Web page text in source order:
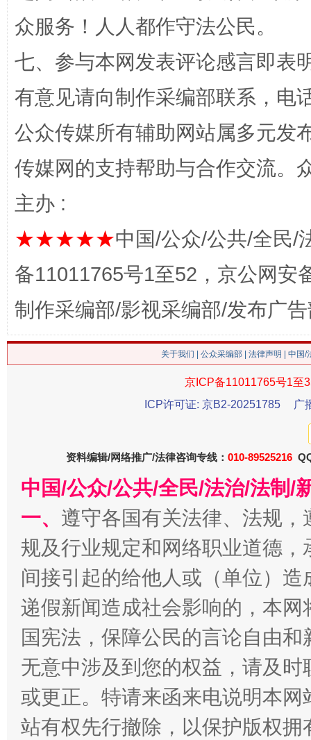
网上购药对药下症？
这是一记警钟！ 谢
在谋一域中谋全局
今
习近平的博鳌关键词
魏明亮
众服务！人人都作守法公民。
七、参与本网发表评论感言即表
有意见请向制作采编部联系，电
公众传媒所有辅助网站属多元发
传媒网的支持帮助与合作交流。
主办 :
★★★★★中国/公众/公共/全民/
备11011765号1至52，京公网安
制作采编部/影视采编部/发布广
关于我们 公众采编部 法律声明 | 中国
京ICP备11011765号1至
ICP许可证: 京B2-20251785
广
资料编辑/网络推广/法律咨询专线： 010-89525216
中国/公众/公共/全民/法治/法制/
一、 遵守各国有关法律、法规
规及行业规定和网络职业道德
间接引起的给他人或（单位）
递假新闻造成社会影响的，本
国宪法，保障公民的言论自由
无意中涉及到您的权益，请及
或更正。特请来函来电说明本
站有权先行撤除，以保护版权